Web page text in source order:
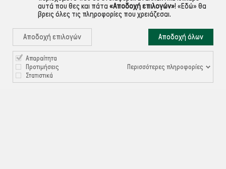
ΠΛΗΡΟΦΟΡΙΕΣ
ΧΡΉΣΙΜΑ 
αυτά που θες και πάτα «Αποδοχή επιλογών»! «Εδώ» θα
βρεις όλες τις πληροφορίες που χρειάζεσαι.
Αποδοχή επιλογών Αποδοχή όλων
Απαραίτητα
Προτιμήσεις
Στατιστικά
Περισσότερες πληροφορίες